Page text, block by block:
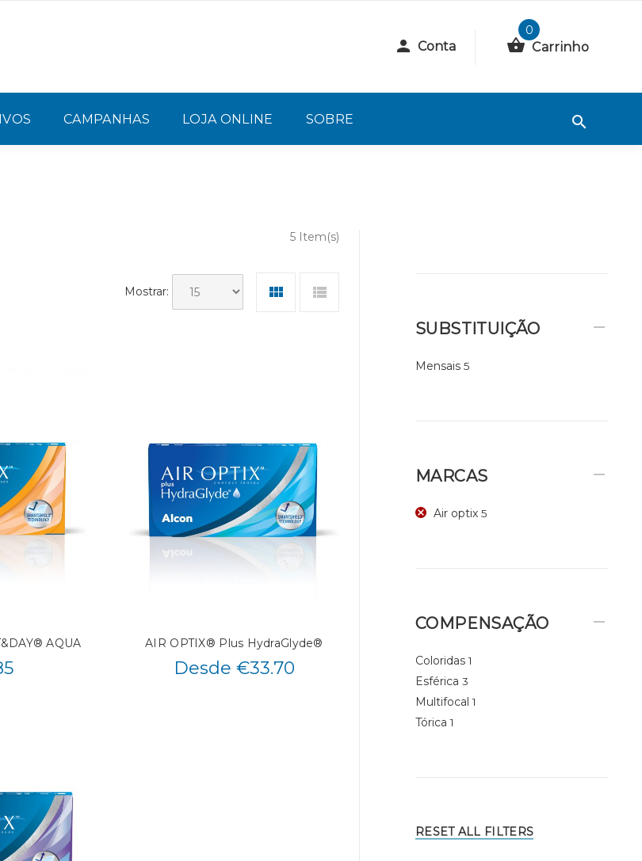
Conta
0
Carrinho
CAMPANHAS LOJA ONLINE SOBRE
5 Item(s)
Mostrar:
AQUA AIR OPTIX® Plus HydraGlyde®
Desde €33.70
SUBSTITUIÇÃO
Mensais 5
MARCAS
Air optix 5
COMPENSAÇÃO
Coloridas 1
Esférica 3
Multifocal 1
Tórica 1
RESET ALL FILTERS